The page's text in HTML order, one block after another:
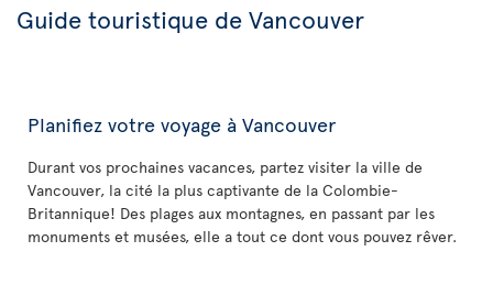
Guide touristique de Vancouver
Planifiez votre voyage à Vancouver
Durant vos prochaines vacances, partez visiter la ville de
Vancouver, la cité la plus captivante de la Colombie-
Britannique! Des plages aux montagnes, en passant par les
monuments et musées, elle a tout ce dont vous pouvez rêver.